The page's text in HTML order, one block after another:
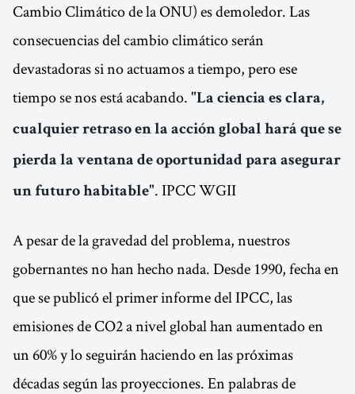
Cambio Climático de la ONU) es demoledor. Las
consecuencias del cambio climático serán
devastadoras si no actuamos a tiempo, pero ese
tiempo se nos está acabando. "La ciencia es clara,
cualquier retraso en la acción global hará que se
pierda la ventana de oportunidad para asegurar
un futuro habitable". IPCC WGII
A pesar de la gravedad del problema, nuestros
gobernantes no han hecho nada. Desde 1990, fecha en
que se publicó el primer informe del IPCC, las
emisiones de CO2 a nivel global han aumentado en
un 60% y lo seguirán haciendo en las próximas
décadas según las proyecciones. En palabras de